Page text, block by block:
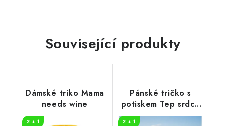
Související produkty
Dámské triko Mama
needs wine
2 + 1
Pánské tričko s
potiskem Tep srdce
víno
2 + 1